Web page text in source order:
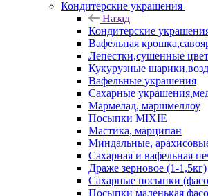
Кондитерские украшения
Назад
Кондитерские
Вафельная
Лепестки,сушенные
Кукурузные
Вафельные украшения
Сахарные
Мармелад, маршмеллоу
Посыпки MIXIE
Мастика, марципан
Миндальные,
Сахарная и вафельная
Драже зерновое (1-1,5кг)
Сахарные посыпки
Посыпки маленькая